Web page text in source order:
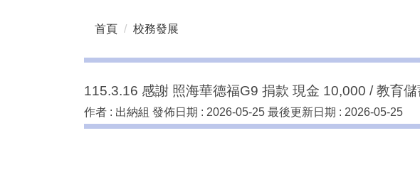
首頁 校務發展
115.3.16 感謝 照海華德福G9 捐款 現金 10,000 / 教育
作者 : 出納組 發佈日期 : 2026-05-25 最後更新日期 : 2026-05-25